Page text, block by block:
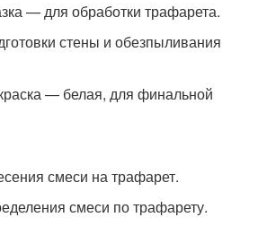
— для обработки трафарета.
стены и обезпыливания
— белая, для финальной
смеси на трафарет.
смеси по трафарету.